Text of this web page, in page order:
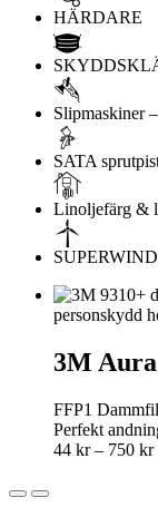
HÄRDARE
Slipmaskiner
SATA
Linoljefärg &
3M
FFP1
Perfekt
44 kr – 750 kr